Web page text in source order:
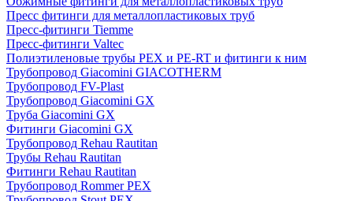
Пресс фитинги для металлопластиковых труб
Пресс-фитинги Tiemme
Пресс-фитинги Valtec
Полиэтиленовые трубы PEX и PE-RT и фитинги к ним
Трубопровод Giacomini GIACOTHERM
Трубопровод FV-Plast
Трубопровод Giacomini GX
Труба Giacomini GX
Фитинги Giacomini GX
Трубопровод Rehau Rautitan
Трубы Rehau Rautitan
Фитинги Rehau Rautitan
Трубопровод Rommer PEX